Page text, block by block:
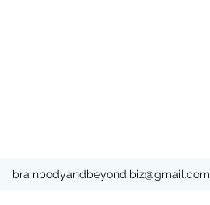
brainbodyandbeyond.biz@gmail.com